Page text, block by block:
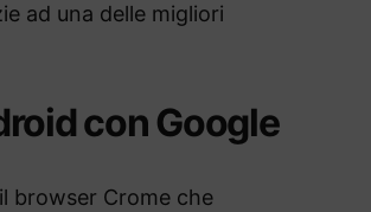
ad una delle migliori
con Google
browser Crome che